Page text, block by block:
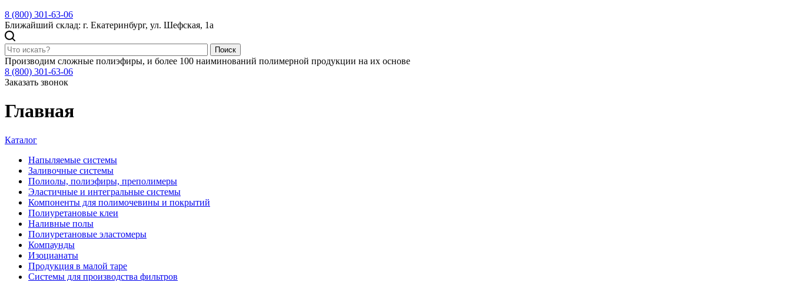
8 (800) 301-63-06
Ближайший склад: г. Екатеринбург, ул. Шефская, 1а
Поиск
Производим сложные полиэфиры, и более 100 наиминований полимерной продукции на их основе
8 (800) 301-63-06
Заказать звонок
Главная
Каталог
Напыляемые системы
Заливочные системы
Полиолы, полиэфиры, преполимеры
Эластичные и интегральные системы
Компоненты для полимочевины и покрытий
Полиуретановые клеи
Наливные полы
Полиуретановые эластомеры
Компаунды
Изоцианаты
Продукция в малой таре
Системы для производства фильтров